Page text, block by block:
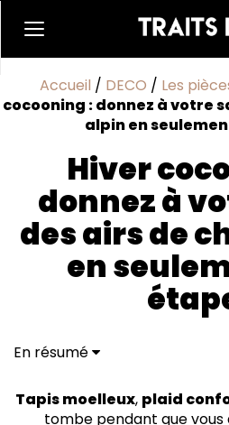
Accueil / DECO / Les
cocooning : donnez à votre
alpin en
Hiver
donnez à
des airs de
en
En résumé
2. Égayez votre salon grâce
3. Choisissez les accessoires
Tapis moelleux, plaid
tombe pendant que